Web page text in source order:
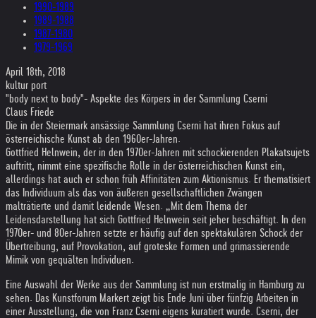
1990-1989
1989-1988
1987-1980
1979-1969
April 18th, 2018
kultur port
"body next to body"- Aspekte des Körpers in der Sammlung Cserni
Claus Friede
Die in der Steiermark ansässige Sammlung Cserni hat ihren Fokus auf
österreichische Kunst ab den 1960er-Jahren.
Gottfried Helnwein, der in den 1970er-Jahren mit schockierenden Plakatsujets
auftritt, nimmt eine spezifische Rolle in der österreichischen Kunst ein,
allerdings hat auch er schon früh Affinitäten zum Aktionismus. Er thematisiert
das Individuum als das von äußeren gesellschaftlichen Zwängen
malträtierte und damit leidende Wesen. „Mit dem Thema der
Leidensdarstellung hat sich Gottfried Helnwein seit jeher beschäftigt. In den
1970er- und 80er-Jahren setzte er häufig auf den spektakulären Schock der
Übertreibung, auf Provokation, auf groteske Formen und grimassierende
Mimik von gequälten Individuen.
Eine Auswahl der Werke aus der Sammlung ist nun erstmalig in Hamburg zu
sehen. Das Kunstforum Markert zeigt bis Ende Juni über fünfzig Arbeiten in
einer Ausstellung, die von Franz Cserni eigens kuratiert wurde. Cserni, der